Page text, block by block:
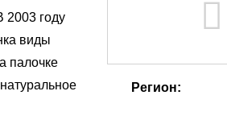
2003 году
виды
палочке
Регион: